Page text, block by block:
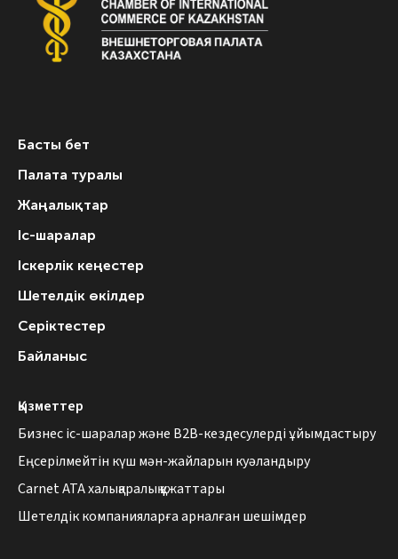
Басты бет
Палата туралы
Жаңалықтар
Іс-шаралар
Іскерлік кеңестер
Шетелдік өкілдер
Серіктестер
Байланыс
Қызметтер
Бизнес іс-шаралар және B2B-кездесулерді ұйымдастыру
Еңсерілмейтін күш мән-жайларын куәландыру
Carnet АТА халықаралық құжаттары
Шетелдік компанияларға арналған шешімдер